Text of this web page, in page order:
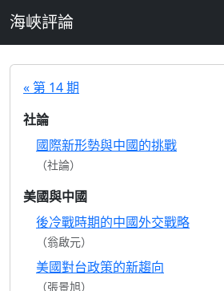
海峽評論
« 第 14 期
社論
國際新形勢與中國的挑戰
（社論）
美國與中國
後冷戰時期的中國外交戰略
（翁啟元）
美國對台政策的新趨向
（張景旭）